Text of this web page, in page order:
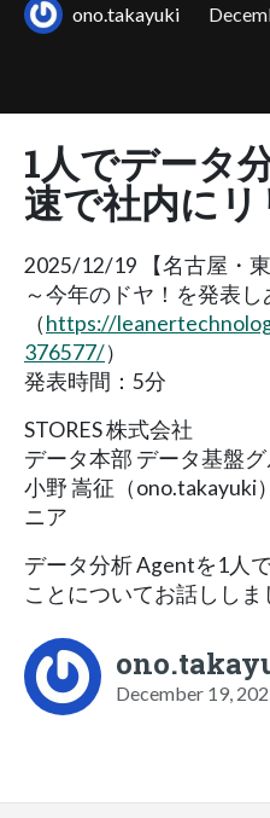
ono.takayuki
1人でデータ
速で社内に
2025/12/19 【名古屋・
～今年のドヤ！を発表し
（https://
376577/）
発表時間：5分
STORES 株式会社
データ本部 データ基盤
小野 嵩征（ono.takayuki
ニア
データ分析 Agentを1人
ことについてお話ししま
December 19,